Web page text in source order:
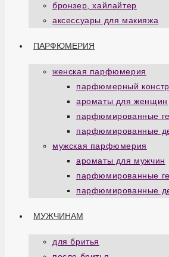
бронзер, хайлайтер
аксессуары для макияжа
ПАРФЮМЕРИЯ
женская парфюмерия
парфюмерный
ароматы для женщин
парфюмированные
парфюмированные
мужская парфюмерия
ароматы для мужчин
парфюмированные
парфюмированные
МУЖЧИНАМ
для бритья